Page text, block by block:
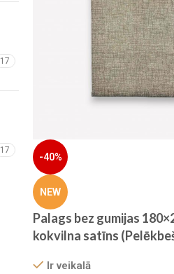
17
17
-40%
NEW
Palags bez gumijas
kokvilna satīns
Ir veikalā